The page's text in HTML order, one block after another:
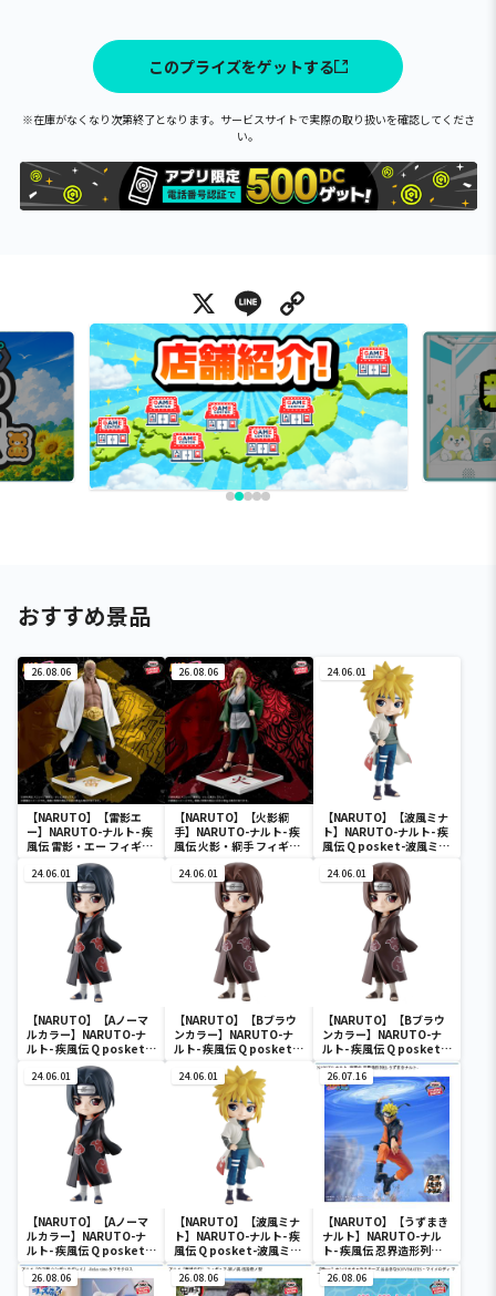
このプライズをゲットする
※在庫がなくなり次第終了となります。サービスサイトで実際の取り扱いを確認してくださ
い。
X Line
おすすめ景品
26.08.06
【NARUTO】【雷影エ
ー】NARUTO-ナルト- 疾
風伝 雷影・エー フィギュ
ア～五影集結…!!～
26.08.06
【NARUTO】【火影綱
手】NARUTO-ナルト- 疾
風伝 火影・綱手 フィギュ
ア～五影集結…!!～
24.06.01
【NARUTO】【波風ミナ
ト】NARUTO-ナルト- 疾
風伝 Q posket-波風ミナ
24.06.01
【NARUTO】【Aノーマ
ルカラー】NARUTO-ナ
ルト- 疾風伝 Q posket-
うちはイタチ-
24.06.01
【NARUTO】【Bブラウ
ンカラー】NARUTO-ナ
ルト- 疾風伝 Q posket-
うちはイタチ-
24.06.01
【NARUTO】【Bブラウ
ンカラー】NARUTO-ナ
ルト- 疾風伝 Q posket-
うちはイタチ-
24.06.01
【NARUTO】【Aノーマ
ルカラー】NARUTO-ナ
ルト- 疾風伝 Q posket-
うちはイタチ-
24.06.01
【NARUTO】【波風ミナ
ト】NARUTO-ナルト- 疾
風伝 Q posket-波風ミナ
ト-
26.07.16
【NARUTO】【うずまき
ナルト】NARUTO-ナル
ト- 疾風伝 忍界造形列伝-
うずまきナルト-
26.08.06 26.08.06 26.08.06